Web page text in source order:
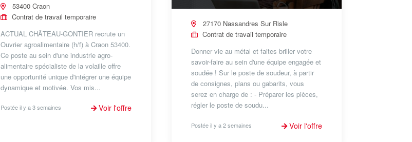
53400 Craon
Contrat de travail temporaire
ACTUAL CHÂTEAU-GONTIER recrute un
Ouvrier agroalimentaire (h/f) à Craon 53400.
Ce poste au sein d'une industrie agro-
alimentaire spécialiste de la volaille offre
une opportunité unique d'intégrer une équipe
dynamique et motivée. Vos mis...
Postée il y a 3 semaines Voir l'offre
27170 Nassandres Sur Risle
Contrat de travail temporaire
Donner vie au métal et faites briller votre
savoir-faire au sein d'une équipe engagée et
soudée ! Sur le poste de soudeur, à partir
de consignes, plans ou gabarits, vous
serez en charge de : - Préparer les pièces,
régler le poste de soudu...
Postée il y a 2 semaines Voir l'offre